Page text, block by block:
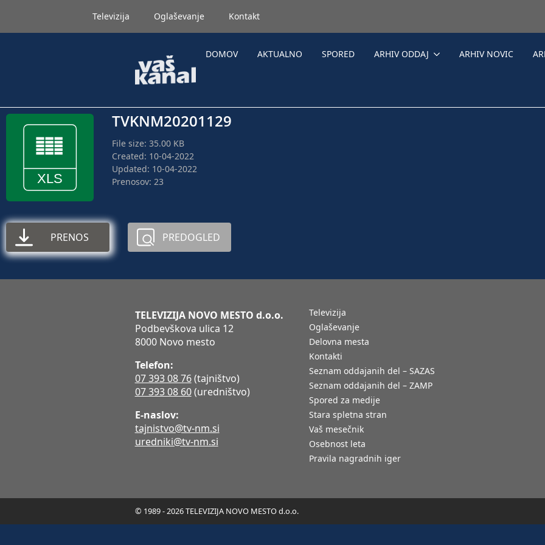
Televizija Oglaševanje Kontakt
DOMOV AKTUALNO SPORED ARHIV ODDAJ ARHIV NOVIC
TVKNM20201129
File size: 35.00 KB
Created: 10-04-2022
Updated: 10-04-2022
Prenosov: 23
PRENOS PREDOGLED
TELEVIZIJA NOVO MESTO d.o.o.
Podbevškova ulica 12
8000 Novo mesto
Telefon:
07 393 08 76(tajništvo)
07 393 08 60(uredništvo)
E-naslov:
tajnistvo@tv-nm.si
uredniki@tv-nm.si
Televizija
Oglaševanje
Delovna mesta
Kontakti
Seznam oddajanih del – SAZAS
Seznam oddajanih del – ZAMP
Spored za medije
Stara spletna stran
Vaš mesečnik
Osebnost leta
Pravila nagradnih iger
© 1989 - 2026 TELEVIZIJA NOVO MESTO d.o.o.